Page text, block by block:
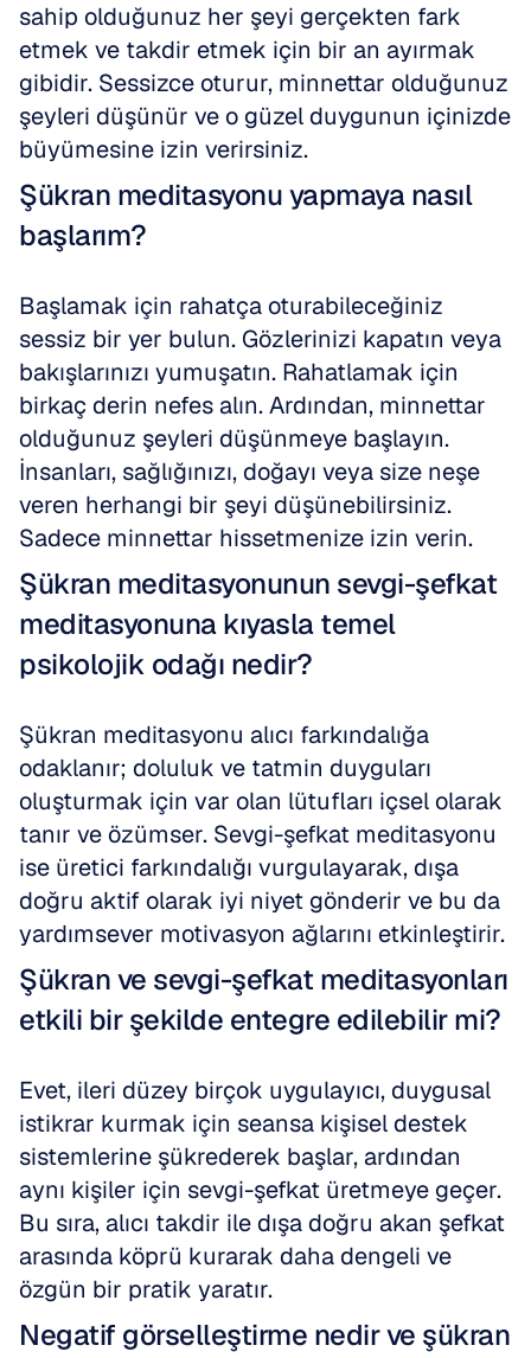
sahip olduğunuz her şeyi gerçekten fark
etmek ve takdir etmek için bir an ayırmak
gibidir. Sessizce oturur, minnettar olduğunuz
şeyleri düşünür ve o güzel duygunun içinizde
büyümesine izin verirsiniz.
Şükran meditasyonu yapmaya nasıl
başlarım?
Başlamak için rahatça oturabileceğiniz
sessiz bir yer bulun. Gözlerinizi kapatın veya
bakışlarınızı yumuşatın. Rahatlamak için
birkaç derin nefes alın. Ardından, minnettar
olduğunuz şeyleri düşünmeye başlayın.
İnsanları, sağlığınızı, doğayı veya size neşe
veren herhangi bir şeyi düşünebilirsiniz.
Sadece minnettar hissetmenize izin verin.
Şükran meditasyonunun sevgi-şefkat
meditasyonuna kıyasla temel
psikolojik odağı nedir?
Şükran meditasyonu alıcı farkındalığa
odaklanır; doluluk ve tatmin duyguları
oluşturmak için var olan lütufları içsel olarak
tanır ve özümser. Sevgi-şefkat meditasyonu
ise üretici farkındalığı vurgulayarak, dışa
doğru aktif olarak iyi niyet gönderir ve bu da
yardımsever motivasyon ağlarını etkinleştirir.
Şükran ve sevgi-şefkat meditasyonları
etkili bir şekilde entegre edilebilir mi?
Evet, ileri düzey birçok uygulayıcı, duygusal
istikrar kurmak için seansa kişisel destek
sistemlerine şükrederek başlar, ardından
aynı kişiler için sevgi-şefkat üretmeye geçer.
Bu sıra, alıcı takdir ile dışa doğru akan şefkat
arasında köprü kurarak daha dengeli ve
özgün bir pratik yaratır.
Negatif görselleştirme nedir ve şükran